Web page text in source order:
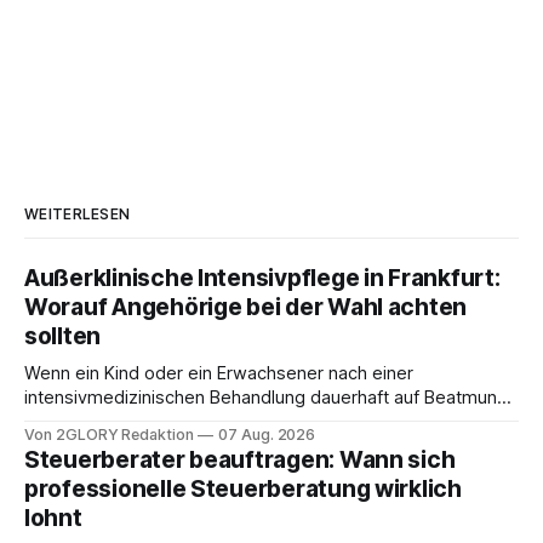
WEITERLESEN
Außerklinische Intensivpflege in Frankfurt:
Worauf Angehörige bei der Wahl achten
sollten
Wenn ein Kind oder ein Erwachsener nach einer
intensivmedizinischen Behandlung dauerhaft auf Beatmung
angewiesen ist, stellt sich für Familien eine schwierige
Frage: Muss die Versorgung dauerhaft in der Klinik bleiben –
oder ist ein Leben zu Hause möglich? Die außerklinische
Intensivpflege bietet genau diese Alternative: Sie
Von 2GLORY Redaktion 07 Aug. 2026
Steuerberater beauftragen: Wann sich
professionelle Steuerberatung wirklich
lohnt